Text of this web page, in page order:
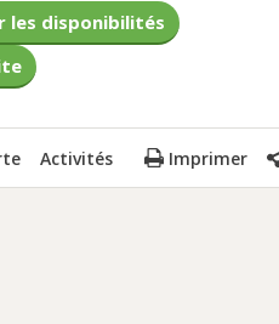
les disponibilités
Activités Imprimer